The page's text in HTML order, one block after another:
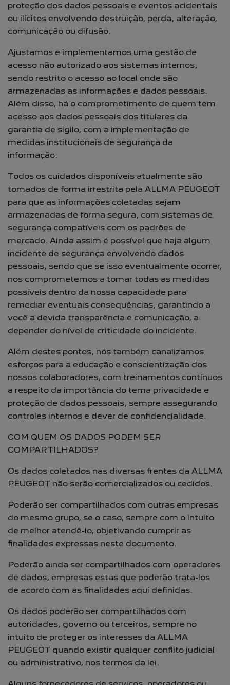
proteção dos dados pessoais e eventos acidentais
ou ilícitos envolvendo destruição, perda, alteração,
comunicação ou difusão.
Ajustamos e implementamos uma gestão de
acesso não autorizado aos sistemas internos,
sendo restrito o acesso ao local onde são
armazenadas as informações e dados pessoais.
Além disso, há o comprometimento de quem tem
acesso aos dados pessoais dos titulares da
garantia de sigilo, com a implementação de
medidas institucionais de segurança da
informação.
Todos os cuidados disponíveis atualmente são
tomados de forma irrestrita pela ALLMA PEUGEOT
para que as informações coletadas sejam
armazenadas de forma segura, com sistemas de
segurança compatíveis com os padrões de
mercado. Ainda assim é possível que haja algum
incidente de segurança envolvendo dados
pessoais, sendo que se isso eventualmente ocorrer,
nos comprometemos a tomar todas as medidas
possíveis dentro da nossa capacidade para
remediar eventuais consequências, garantindo a
você a devida transparência e comunicação, a
depender do nível de criticidade do incidente.
Além destes pontos, nós também canalizamos
esforços para a educação e conscientização dos
nossos colaboradores, com treinamentos contínuos
a respeito da importância do tema privacidade e
proteção de dados pessoais, sempre assegurando
controles internos e dever de confidencialidade.
COM QUEM OS DADOS PODEM SER
COMPARTILHADOS?
Os dados coletados nas diversas frentes da ALLMA
PEUGEOT não serão comercializados ou cedidos.
Poderão ser compartilhados com outras empresas
do mesmo grupo, se o caso, sempre com o intuito
de melhor atendê-lo, objetivando cumprir as
finalidades expressas neste documento.
Poderão ainda ser compartilhados com operadores
de dados, empresas estas que poderão trata-los
de acordo com as finalidades aqui definidas.
Os dados poderão ser compartilhados com
autoridades, governo ou terceiros, sempre no
intuito de proteger os interesses da ALLMA
PEUGEOT quando existir qualquer conflito judicial
ou administrativo, nos termos da lei.